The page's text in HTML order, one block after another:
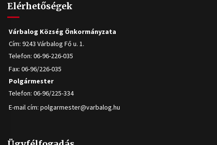
Elérhetőségek
Várbalog Község Önkormányzata
Cím: 9243 Várbalog Fő u. 1.
Telefon: 06-96-226-035
Fax: 06-96/226-035
Polgármester
Telefon: 06-96/225-334
E-mail cím: polgarmester@varbalog.hu